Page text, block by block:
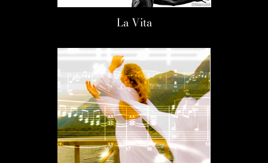
La Vita